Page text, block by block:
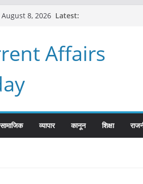
8, 2026 Latest:
Affairs
सामाजिक व्यापार कानून शिक्षा